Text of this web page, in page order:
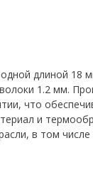
длиной 18
1.2 мм.
что
и
в том